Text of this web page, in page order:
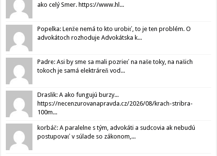
ako celý Smer. https://www.hl...
Popelka: Lenže nemá to kto urobiť, to je ten problém. O
advokátoch rozhoduje Advokátska k...
Padre: Asi by sme sa mali pozrieť na naše toky, na našich
tokoch je samá elektráreň vod...
Draslik: A ako fungujú burzy...
https://necenzurovanapravda.cz/2026/08/krach-stribra-
100m...
korbáč: A paralelne s tým, advokáti a sudcovia ak nebudú
postupovať v súlade so zákonom,...